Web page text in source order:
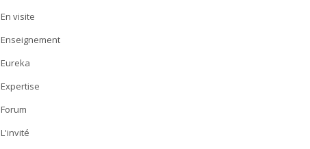
En visite
Enseignement
Eureka
Expertise
Forum
L'invité